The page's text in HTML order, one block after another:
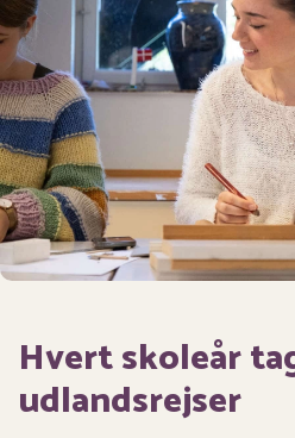
Hvert skoleår
udlandsrejser